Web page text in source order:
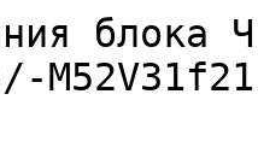
блока